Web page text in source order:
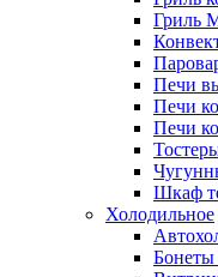
Гриль
Печи
Печи
Печи
Шкаф
Холодильное
Бонеты